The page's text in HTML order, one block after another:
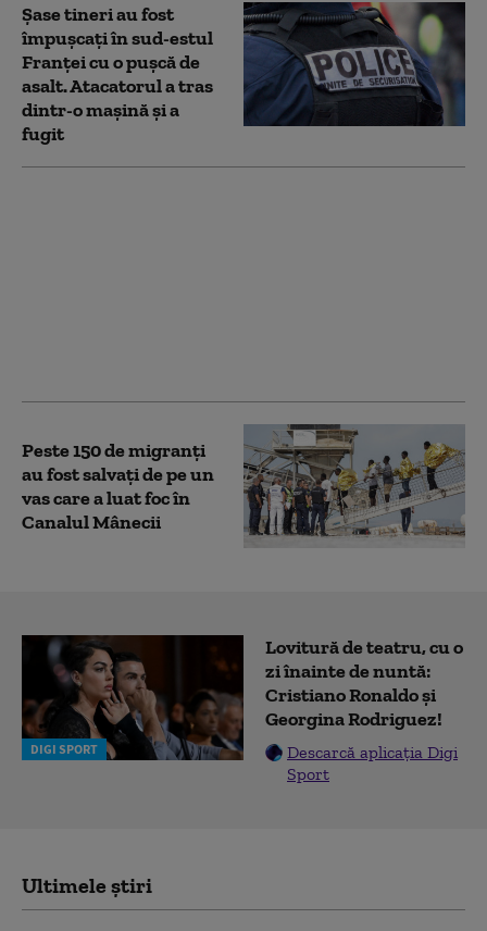
Şase tineri au fost
împuşcați în sud-estul
Franţei cu o pușcă de
asalt. Atacatorul a tras
dintr-o maşină și a
fugit
Peste 150 de migranţi
au fost salvați de pe un
vas care a luat foc în
Canalul Mânecii
DIGI SPORT
Lovitură de teatru, cu o
zi înainte de nuntă:
Cristiano Ronaldo și
Georgina Rodriguez!
Descarcă aplicația Digi
Sport
Ultimele știri